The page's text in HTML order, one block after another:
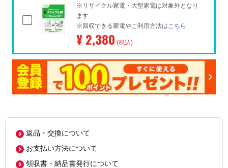
※リサイクル家電・大型家電は対象外となり
ます
※回収できる家電やご利用方法はこちら
¥ 2,380 (税込)
返品・交換について
お支払い方法について
領収書・納品書発行について